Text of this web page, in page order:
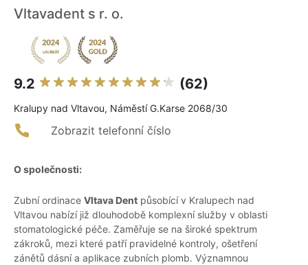
Vltavadent s r. o.
9.2 (62)
Kralupy nad Vltavou, Náměstí G.Karse 2068/30
Zobrazit telefonní číslo
O společnosti:
Zubní ordinace Vltava Dent působící v Kralupech nad
Vltavou nabízí již dlouhodobě komplexní služby v oblasti
stomatologické péče. Zaměřuje se na široké spektrum
zákroků, mezi které patří pravidelné kontroly, ošetření
zánětů dásní a aplikace zubních plomb. Významnou